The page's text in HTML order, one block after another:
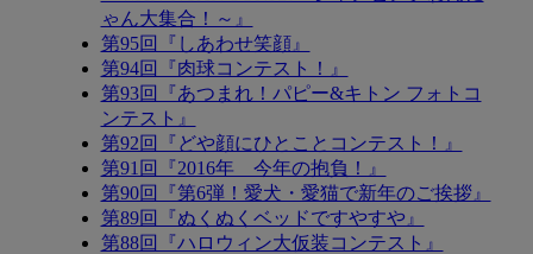
ゃん大集合！～』
第95回『しあわせ笑顔』
第94回『肉球コンテスト！』
第93回『あつまれ！パピー&キトン フォトコ
ンテスト』
第92回『どや顔にひとことコンテスト！』
第91回『2016年 今年の抱負！』
第90回『第6弾！愛犬・愛猫で新年のご挨拶』
第89回『ぬくぬくベッドですやすや』
第88回『ハロウィン大仮装コンテスト』